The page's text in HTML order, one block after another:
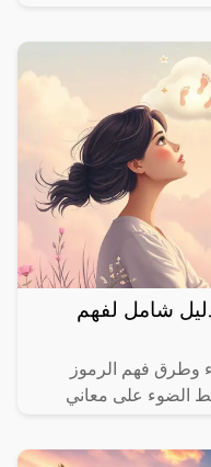
شامل لفهم
وطرق فهم الرموز
الضوء على معاني